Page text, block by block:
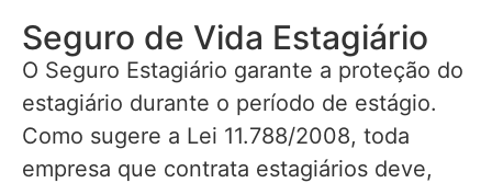
Seguro de Vida Estagiário
O Seguro Estagiário garante a proteção do
estagiário durante o período de estágio.
Como sugere a Lei 11.788/2008, toda
empresa que contrata estagiários deve,